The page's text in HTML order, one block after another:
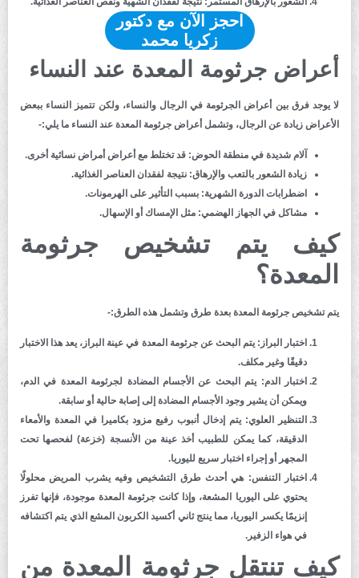
احجز الآن مع دكتور
زكريا محمد
أعراض جرثومة المعدة عند النساء
لا يوجد فرق بين أعراض الجرثومة في الرجال والنساء، ولكن تتميز النساء ببعض
الأعراض زيادة عن الرجال، وتشمل أعراض جرثومة المعدة عند النساء ما يلي:-
آلام شديدة في منطقة الحوض: قد تختلط مع أعراض أمراض نسائية أخرى.
زيادة الشعور بالتعب والإرهاق: نتيجة لفقدان العناصر الغذائية.
اضطرابات الدورة الشهرية: بسبب التأثير على الهرمونات.
مشاكل في الجهاز الهضمي: مثل الإمساك أو الإسهال.
كيف يتم تشخيص جرثومة
المعدة؟
يتم تشخيص جرثومة المعدة بعدة طرق وتشمل هذه الطرق:-
اختبار البراز:يتم البحث عن جرثومة المعدة في عينة البراز، يعد هذا الاختبار
دقيقًا وغير مكلف.
اختبار الدم: يتم البحث عن الأجسام المضادة لجرثومة المعدة في الدم،
ويمكن أن يشير وجود الأجسام المضادة إلى إصابة حالية أو سابقة.
التنظير العلوي: يتم إدخال أنبوب رفيع مزود بكاميرا في المعدة والأمعاء
الدقيقة، كما يمكن للطبيب أخذ عينة من الأنسجة (خزعة) لفحصها تحت
المجهر أو إجراء اختبار سريع لليوريا.
اختبار التنفس: هي أحدث طرق التشخيص وفيه يشرب المريض محلولًا
يحتوي على اليوريا المشعة، وإذا كانت جرثومة المعدة موجودة، فإنها تفرز
إنزيمًا يكسر اليوريا، مما ينتج ثاني أكسيد الكربون المشع الذي يتم اكتشافه
في هواء الزفير.
كيف تنتقل جرثومة المعدة من